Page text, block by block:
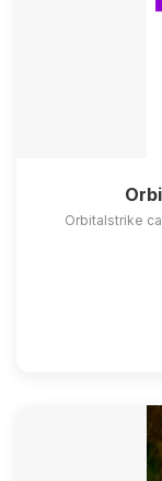
Orbitalstrike